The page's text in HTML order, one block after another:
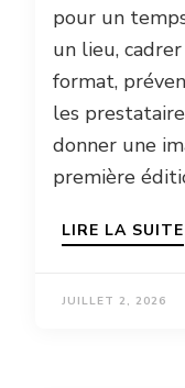
pour un
un lieu,
format,
les
donner une
première
LIRE LA SUITE
JUILLET 2, 2026